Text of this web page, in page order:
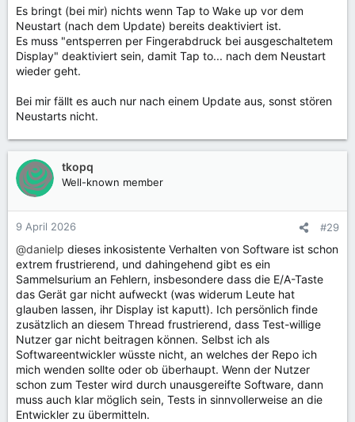
Es bringt (bei mir) nichts wenn Tap to Wake up vor dem
Neustart (nach dem Update) bereits deaktiviert ist.
Es muss "entsperren per Fingerabdruck bei ausgeschaltetem
Display" deaktiviert sein, damit Tap to... nach dem Neustart
wieder geht.
Bei mir fällt es auch nur nach einem Update aus, sonst stören
Neustarts nicht.
tkopq
Well-known member
9 April 2026 #29
@danielp dieses inkosistente Verhalten von Software ist schon
extrem frustrierend, und dahingehend gibt es ein
Sammelsurium an Fehlern, insbesondere dass die E/A-Taste
das Gerät gar nicht aufweckt (was widerum Leute hat
glauben lassen, ihr Display ist kaputt). Ich persönlich finde
zusätzlich an diesem Thread frustrierend, dass Test-willige
Nutzer gar nicht beitragen können. Selbst ich als
Softwareentwickler wüsste nicht, an welches der Repo ich
mich wenden sollte oder ob überhaupt. Wenn der Nutzer
schon zum Tester wird durch unausgereifte Software, dann
muss auch klar möglich sein, Tests in sinnvollerweise an die
Entwickler zu übermitteln.